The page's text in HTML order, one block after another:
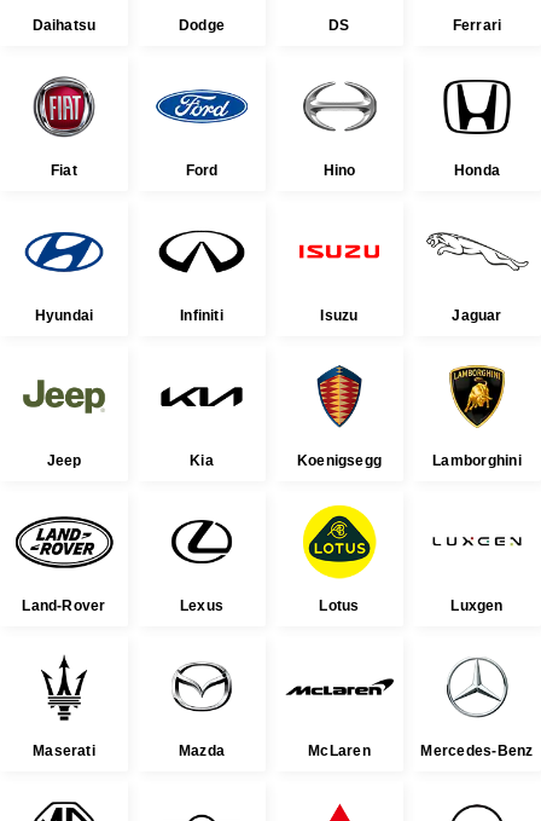
Daihatsu Dodge DS Ferrari
Fiat Ford Hino Honda
Hyundai Infiniti Isuzu Jaguar
Jeep Kia Koenigsegg Lamborghini
Land-Rover Lexus Lotus Luxgen
Maserati Mazda McLaren Mercedes-Benz